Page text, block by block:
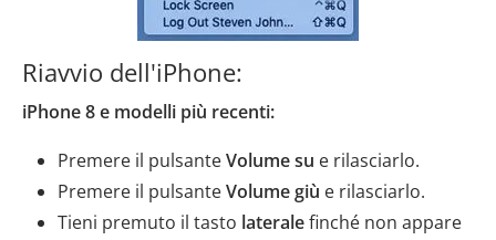
Riavvio dell'iPhone:
iPhone 8 e modelli più recenti:
Premere il pulsanteVolume su e rilasciarlo.
Premere il pulsanteVolume giù e rilasciarlo.
Tieni premuto il tasto lateralefinché non appare